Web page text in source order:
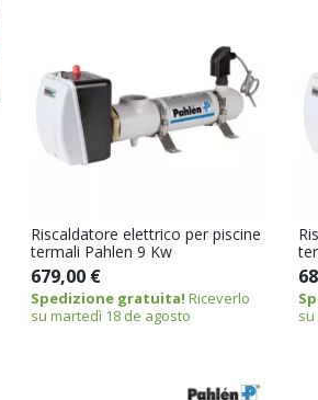
Riscaldatore elettrico per piscine
termali Pahlen 9 Kw
679,00 €
Spedizione gratuita! Riceverlo
su martedì 18 de agosto